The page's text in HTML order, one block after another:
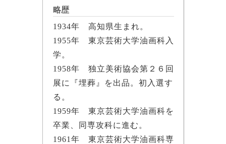
略歴
1934年 高知県生まれ。
1955年 東京芸術大学油画科入
学。
1958年 独立美術協会第２６回
展に『埋葬』を出品。初入選す
る。
1959年 東京芸術大学油画科を
卒業、同専攻科に進む。
1961年 東京芸術大学油画科専